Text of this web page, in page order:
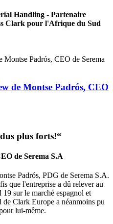
Handling - Partenaire
Clark pour l'Afrique du Sud
de Montse Padrós, CEO
plus forts!“
de Serema S.A
Padrós, PDG de Serema S.A.
que l'entreprise a dû relever au
sur le marché espagnol et
Clark Europe a néanmoins pu
lui-même.